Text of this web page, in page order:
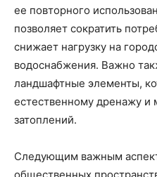
ее повторного
позволяет сократить
снижает нагрузку на
водоснабжения. Важно
ландшафтные элементы,
естественному дренажу и
затоплений.
Следующим важным